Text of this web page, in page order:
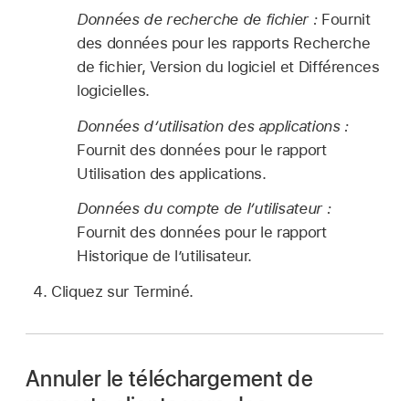
Données de recherche de fichier :Fournit
des données pour les rapports Recherche
de fichier, Version du logiciel et Différences
logicielles.
Données d’utilisation des applications :
Fournit des données pour le rapport
Utilisation des applications.
Données du compte de l’utilisateur :
Fournit des données pour le rapport
Historique de l’utilisateur.
Cliquez sur Terminé.
Annuler le téléchargement de